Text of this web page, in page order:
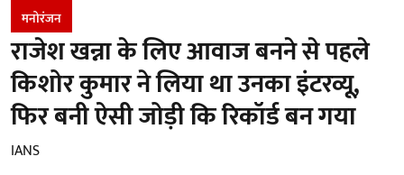
मनोरंजन
राजेश खन्ना के लिए आवाज बनने से पहले
किशोर कुमार ने लिया था उनका इंटरव्यू,
फिर बनी ऐसी जोड़ी कि रिकॉर्ड बन गया
IANS